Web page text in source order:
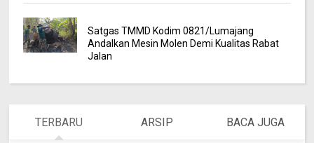
Satgas TMMD Kodim 0821/Lumajang
Andalkan Mesin Molen Demi Kualitas Rabat
Jalan
TERBARU ARSIP BACA JUGA